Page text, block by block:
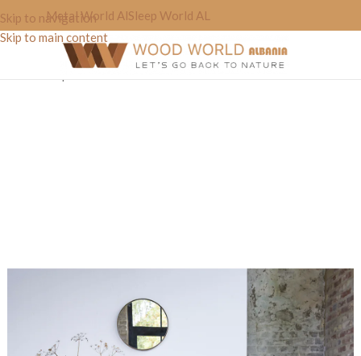
Skip to navigation
Skip to main content
Metal World AlSleep World AL